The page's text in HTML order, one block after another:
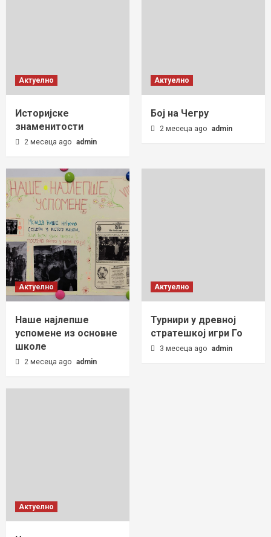
Актуелно
Историјске
знаменитости
2 месеца ago admin
Актуелно
Бој на Чегру
2 месеца ago admin
Актуелно
Наше најлепше
успомене из основне
школе
2 месеца ago admin
Актуелно
Турнири у древној
стратешкој игри Го
3 месеца ago admin
Актуелно